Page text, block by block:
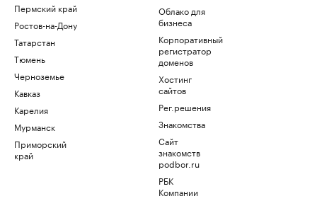
Пермский край
Ростов-на-Дону
Татарстан
Тюмень
Черноземье
Кавказ
Карелия
Мурманск
Приморский
край
Облако для
бизнеса
Корпоративный
регистратор
доменов
Хостинг
сайтов
Рег.решения
Знакомства
Сайт
знакомств
podbor.ru
РБК
Компании